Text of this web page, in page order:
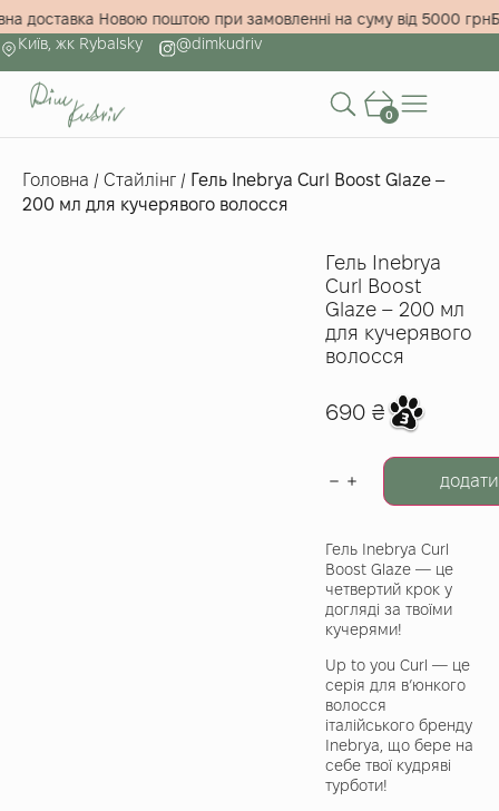
доставка Новою поштою при замовленні на суму від 5000
Київ, жк Rybalsky
@dimkudriv
0
Головна / Стайлінг / Гель Inebrya Curl Boost Glaze –
200 мл для кучерявого волосся
Гель Inebrya
Curl Boost
Glaze – 200 мл
для кучерявого
волосся
690 ₴
Гель Inebrya Curl
Boost Glaze — це
четвертий крок у
догляді за твоїми
кучерями!
Up to you Curl — це
серія для в’юнкого
волосся
італійського бренду
Inebrya, що бере на
себе твої кудряві
турботи!